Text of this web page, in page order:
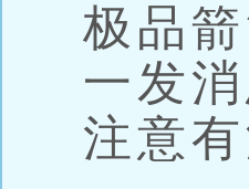
极品
一发
注意